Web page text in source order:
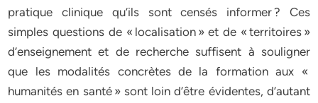
pratique clinique qu’ils sont censés informer ? Ces
simples questions de « localisation » et de « territoires »
d’enseignement et de recherche suffisent à souligner
que les modalités concrètes de la formation aux «
humanités en santé » sont loin d’être évidentes, d’autant